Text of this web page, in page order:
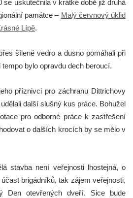
se uskutečnila v krátké době již druhá
památce – Malý červnový úklid
Lípě.
šílené vedro a dusno pomáhali při
bylo opravdu dech beroucí.
příznivci pro záchranu Dittrichovy
další slušný kus práce. Bohužel
pro odborné práce k zastřešení
o dalších krocích by se mělo v
stavba není veřejnosti lhostejná, o
brigádníků, tak zájem veřejnosti,
Den otevřených dveří. Sice bude